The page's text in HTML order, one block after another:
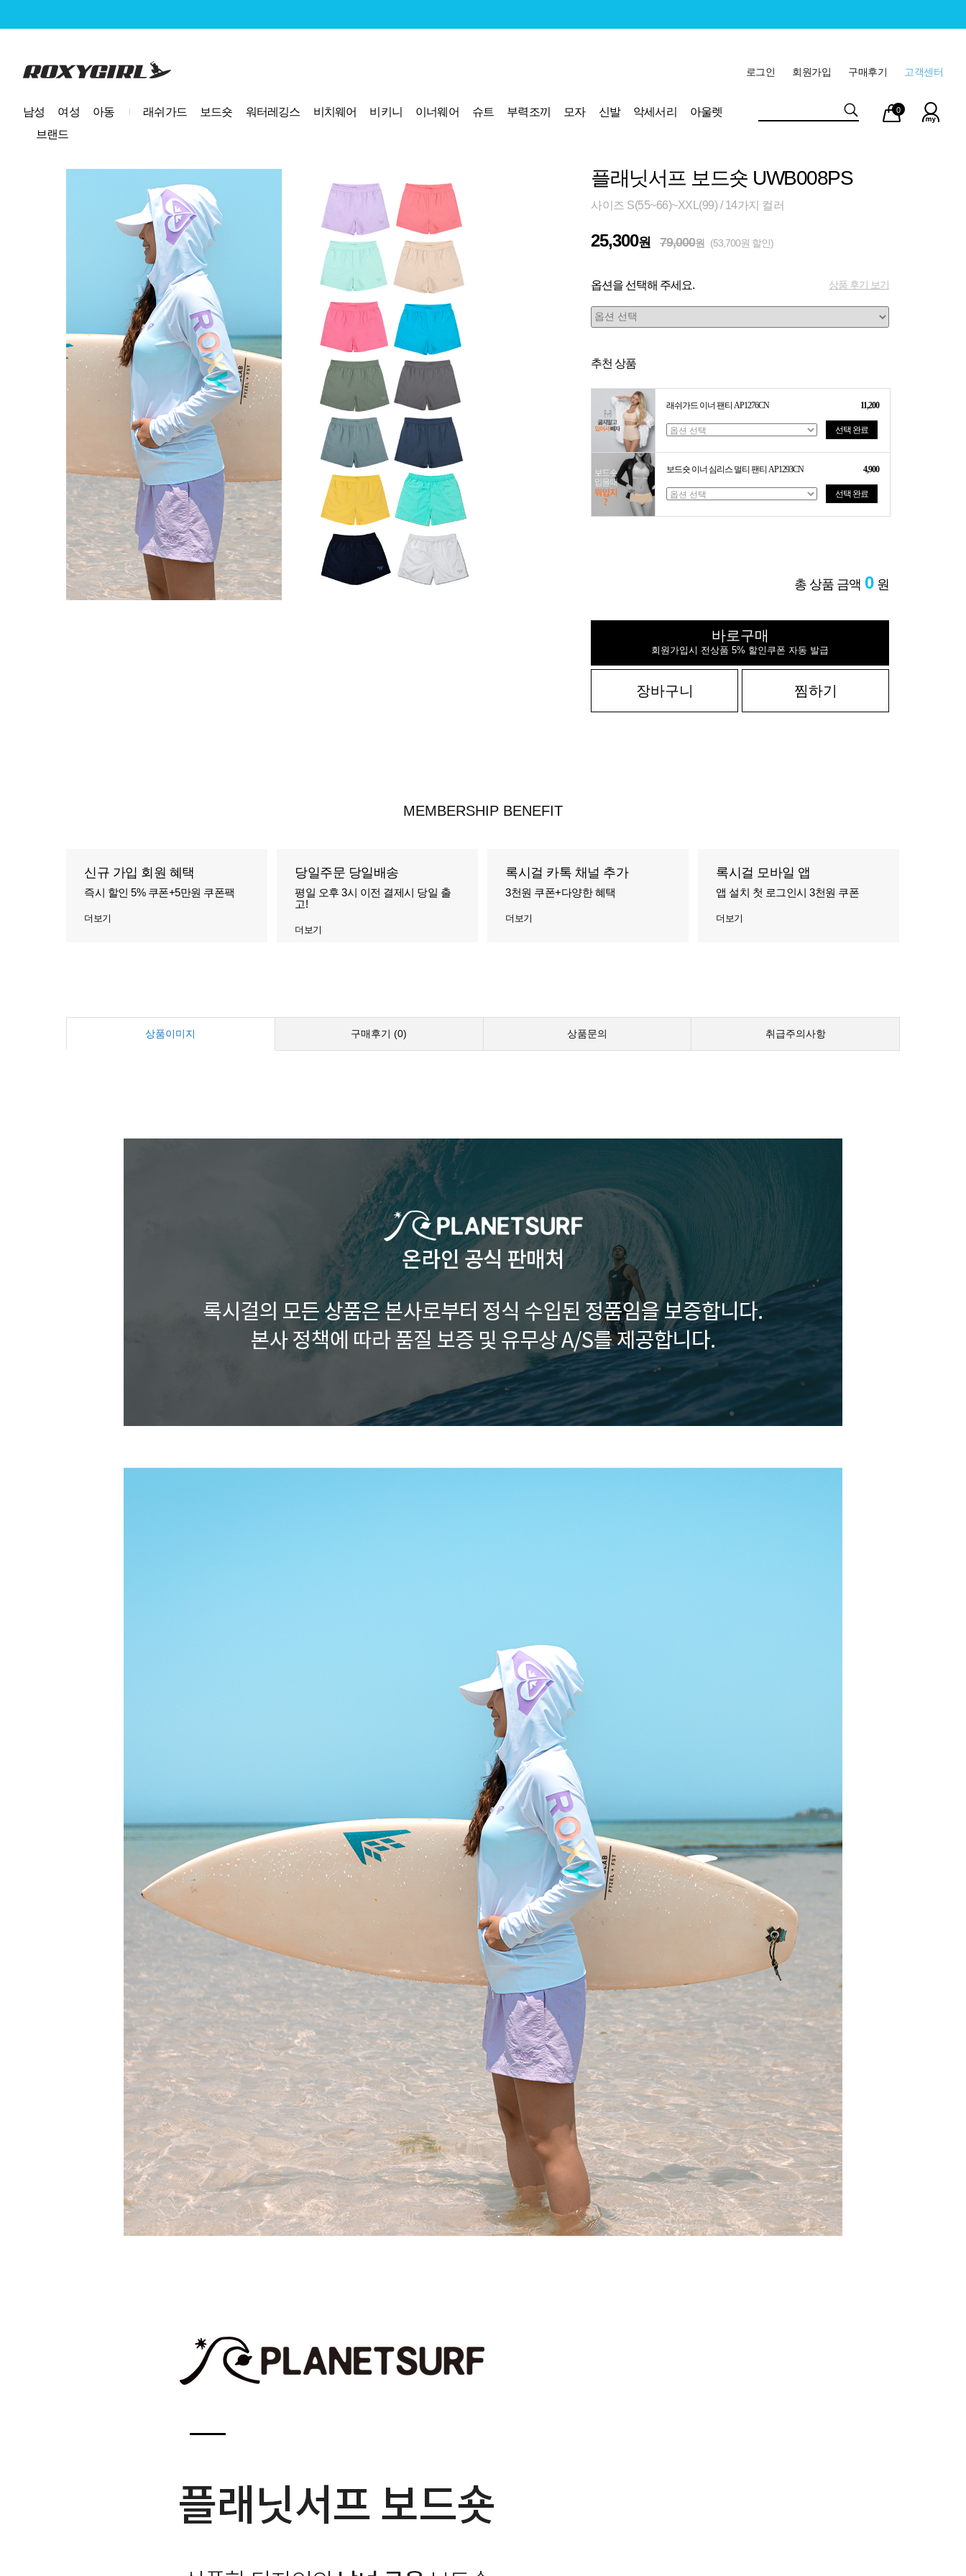
로고 고객센터
구매후기
회원가입
로그인
남성 여성 아동 래쉬가드 보드숏 워터레깅스 비치웨어 비키니 이너웨어 슈트 부력조끼 모자 신발 악세서리
아울렛
브랜드
마이
페이
장바
구니
0
플래닛서프 보드숏 UWB008PS
사이즈 S(55~66)~XXL(99) / 14가지 컬러
25,300원 79,000원 (53,700원 할인)
옵션을 선택해 주세요. 상품 후기 보기
추천 상품
래쉬가드 이너 팬티 AP1276CN 11,200
선택 완료
보드숏 이너 심리스 멀티 팬티 AP1293CN 4,900
선택 완료
총 상품 금액 0 원
바로구매
회원가입시 전상품 5% 할인쿠폰 자동 발급
장바구니 찜하기
MEMBERSHIP BENEFIT
신규 가입 회원 혜택
즉시 할인 5% 쿠폰+5만원 쿠폰팩
더보기
당일주문 당일배송
평일 오후 3시 이전 결제시 당일 출
고!
더보기
록시걸 카톡 채널 추가
3천원 쿠폰+다양한 혜택
더보기
록시걸 모바일 앱
앱 설치 첫 로그인시 3천원 쿠폰
더보기
상품이미지 구매후기 (0) 상품문의 취급주의사항